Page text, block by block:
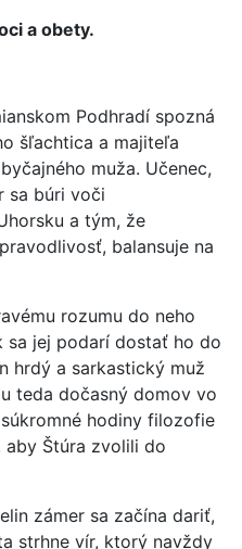
a obety.
Podhradí spozná
šľachtica a majiteľa
muža. Učenec,
sa búri voči
a tým, že
balansuje na
rozumu do neho
sa jej podarí dostať ho do
hrdý a sarkastický muž
teda dočasný domov vo
hodiny filozofie
Štúra zvolili do
zámer sa začína dariť,
strhne vír, ktorý navždy